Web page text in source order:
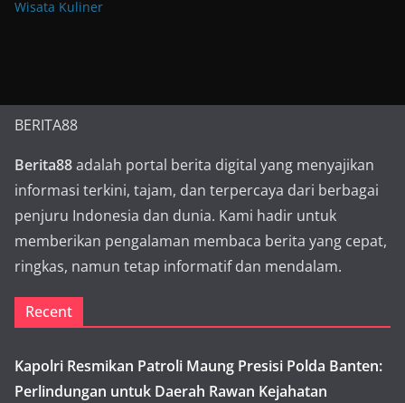
Wisata Kuliner
BERITA88
Berita88adalah portal berita digital yang menyajikan
informasi terkini, tajam, dan terpercaya dari berbagai
penjuru Indonesia dan dunia. Kami hadir untuk
memberikan pengalaman membaca berita yang cepat,
ringkas, namun tetap informatif dan mendalam.
Recent
Kapolri Resmikan Patroli Maung Presisi Polda Banten:
Perlindungan untuk Daerah Rawan Kejahatan